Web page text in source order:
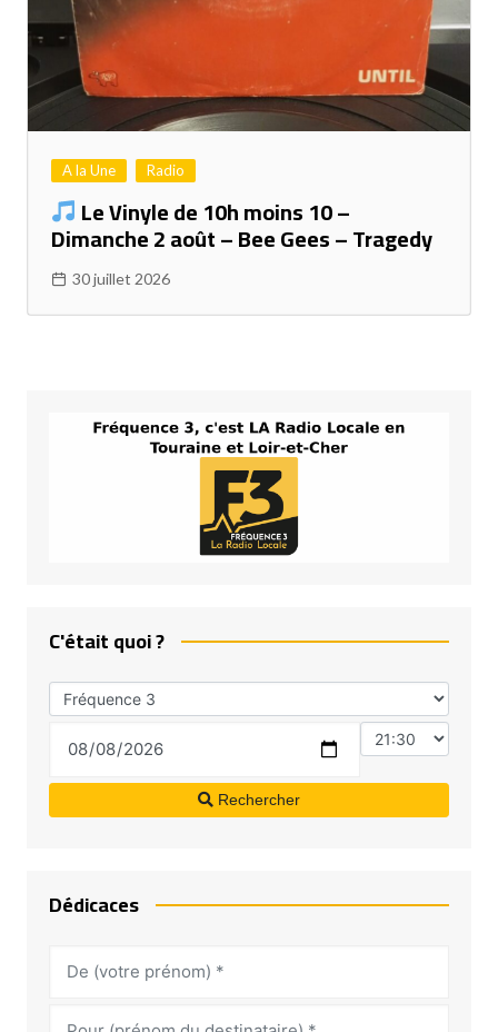
A la Une Radio
Le Vinyle de 10h moins 10 –
Dimanche 2 août – Bee Gees – Tragedy
30 juillet 2026
C'était quoi ?
Rechercher
Dédicaces